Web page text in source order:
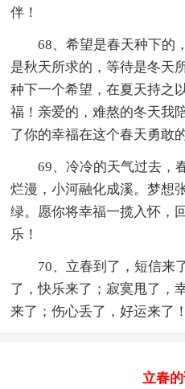
伴！
68、希望是春天种下的
是秋天所求的，等待是冬天
种下一个希望，在夏天持之
福！亲爱的，难熬的冬天我
了你的幸福在这个春天勇敢
69、冷冷的天气过去，
烂漫，小河融化成溪。梦想
绿。愿你将幸福一揽入怀，
乐！
70、立春到了，短信来
了，快乐来了；寂寞甩了，
来了；伤心丢了，好运来了
立春